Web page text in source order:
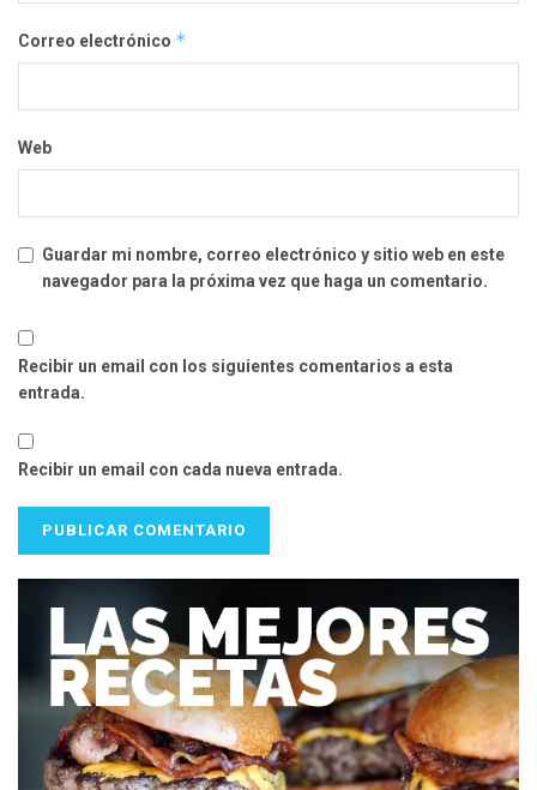
Correo electrónico *
Web
Guardar mi nombre, correo electrónico y sitio web en este
navegador para la próxima vez que haga un comentario.
Recibir un email con los siguientes comentarios a esta
entrada.
Recibir un email con cada nueva entrada.